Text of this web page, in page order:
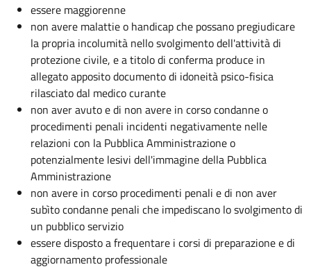
essere maggiorenne
non avere malattie o handicap che possano pregiudicare
la propria incolumità nello svolgimento dell'attività di
protezione civile, e a titolo di conferma produce in
allegato apposito documento di idoneità psico-fisica
rilasciato dal medico curante
non aver avuto e di non avere in corso condanne o
procedimenti penali incidenti negativamente nelle
relazioni con la Pubblica Amministrazione o
potenzialmente lesivi dell'immagine della Pubblica
Amministrazione
non avere in corso procedimenti penali e di non aver
subìto condanne penali che impediscano lo svolgimento di
un pubblico servizio
essere disposto a frequentare i corsi di preparazione e di
aggiornamento professionale